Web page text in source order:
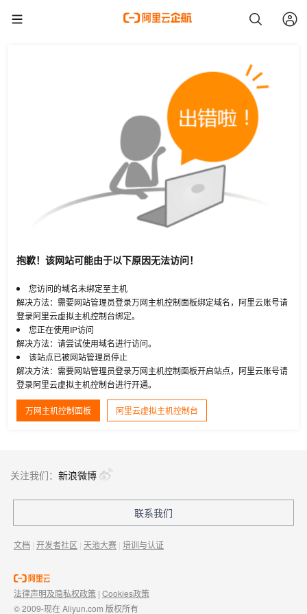
抱歉！该网站可能由于以下原因无法访问！
您访问的域名未绑定至主机
解决方法：需要网站管理员登录万网主机控制面板绑定域名，阿里云账号请
登录阿里云虚拟主机控制台绑定。
您正在使用IP访问
解决方法：请尝试使用域名进行访问。
该站点已被网站管理员停止
解决方法：需要网站管理员登录万网主机控制面板开启站点，阿里云账号请
登录阿里云虚拟主机控制台进行开通。
万网主机控制面板 阿里云虚拟主机控制台